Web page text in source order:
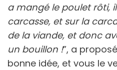
a mangé le poulet rôti,
carcasse, et sur la
de la viande, et donc
un bouillon !”, a
bonne idée, et vous le